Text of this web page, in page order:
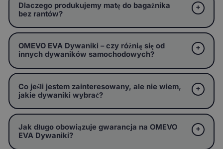
Dlaczego produkujemy matę do bagażnika
bez rantów?
OMEVO EVA Dywaniki – czy różnią się od
innych dywaników samochodowych?
Co jeśli jestem zainteresowany, ale nie wiem,
jakie dywaniki wybrać?
Jak długo obowiązuje gwarancja na OMEVO
EVA Dywaniki?